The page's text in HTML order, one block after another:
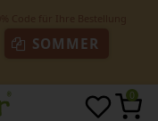
SOMMER
0